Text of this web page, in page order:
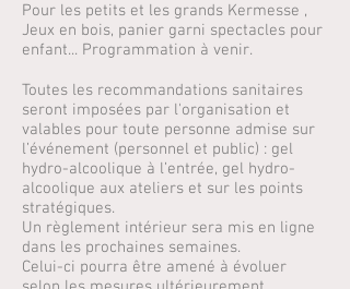
Pour les petits et les grands Kermesse ,
Jeux en bois, panier garni spectacles pour
enfant... Programmation à venir.
Toutes les recommandations sanitaires
seront imposées par l'organisation et
valables pour toute personne admise sur
l’événement (personnel et public) : gel
hydro-alcoolique à l’entrée, gel hydro-
alcoolique aux ateliers et sur les points
stratégiques.
Un règlement intérieur sera mis en ligne
dans les prochaines semaines.
Celui-ci pourra être amené à évoluer